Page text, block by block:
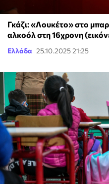
Γκάζι: «Λουκέτο» στο
αλκοόλ στη 16χρονη
Ελλάδα 25.10.2025 21:25